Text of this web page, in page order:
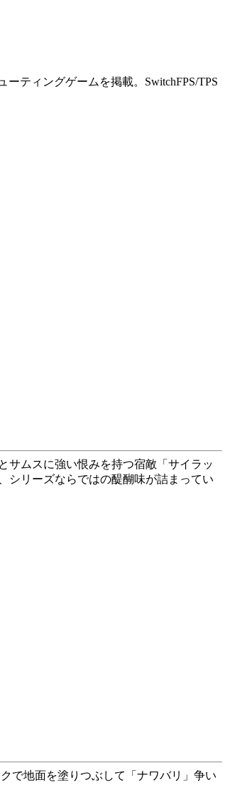
ティングゲームを掲載。SwitchFPS/TPS
サムスに強い恨みを持つ宿敵「サイラッ
シリーズならではの醍醐味が詰まってい
で地面を塗りつぶして「ナワバリ」争い